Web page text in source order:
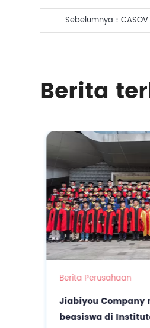
Sebelumnya：
Berita
Berita Perusahaan
Jiabiyou Company
beasiswa di